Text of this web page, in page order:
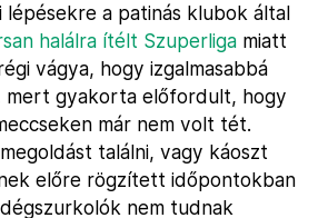
lépésekre a patinás klubok által
halálra ítélt Szuperliga miatt
vágya, hogy izgalmasabbá
mert gyakorta előfordult, hogy
már nem volt tét.
találni, vagy káoszt
előre rögzített időpontokban
nem tudnak